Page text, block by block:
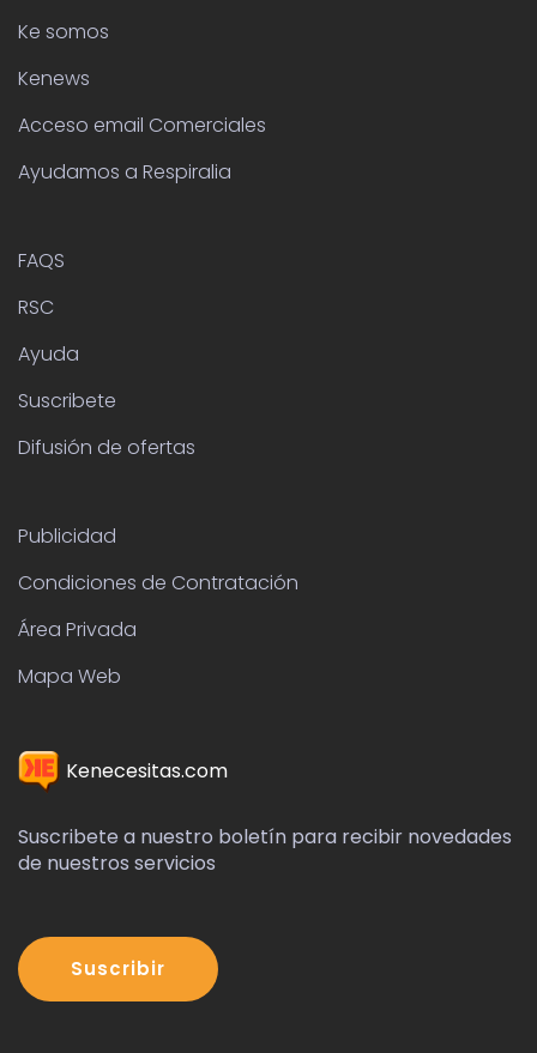
Ke somos
Kenews
Acceso email Comerciales
Ayudamos a Respiralia
FAQS
RSC
Ayuda
Suscribete
Difusión de ofertas
Publicidad
Condiciones de Contratación
Área Privada
Mapa Web
Kenecesitas.com
Suscribete a nuestro boletín para recibir novedades
de nuestros servicios
Suscribir